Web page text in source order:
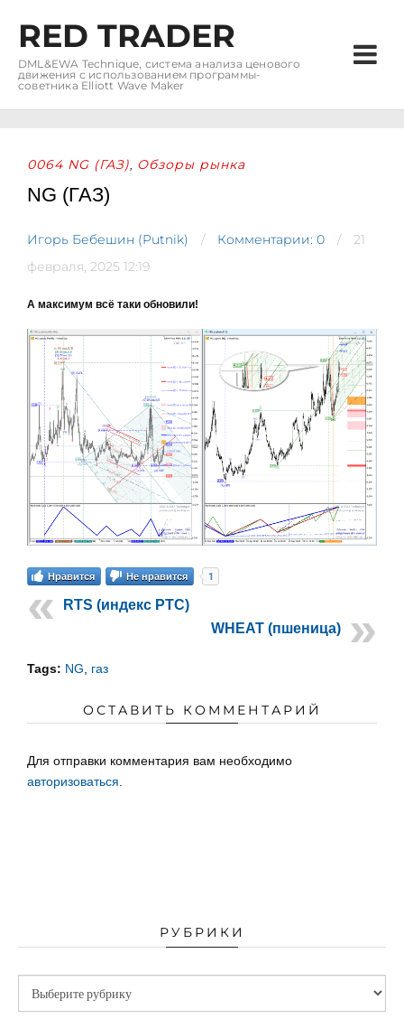
RED TRADER
DML&EWA Technique, система анализа ценового
движения с использованием программы-
советника Elliott Wave Maker
0064 NG (ГАЗ), Обзоры рынка
NG (ГАЗ)
Игорь Бебешин (Putnik) Комментарии: 0
21
февраля, 2025 12:19
А максимум всё таки обновили!
Нравится 1
Не нравится
RTS (индекс РТС)
WHEAT (пшеница)
Tags: NG газ
ОСТАВИТЬ КОММЕНТАРИЙ
Для отправки комментария вам необходимо
авторизоваться
РУБРИКИ